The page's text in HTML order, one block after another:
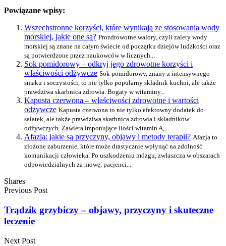
Powiązane wpisy:
Wszechstronne korzyści, które wynikają ze stosowania wody
morskiej, jakie one są? Prozdrowotne walory, czyli zalety wody
morskiej są znane na całym świecie od początku dziejów ludzkości oraz
są potwierdzone przez naukowców w licznych...
Sok pomidorowy – odkryj jego zdrowotne korzyści i
właściwości odżywcze Sok pomidorowy, znany z intensywnego
smaku i soczystości, to nie tylko popularny składnik kuchni, ale także
prawdziwa skarbnica zdrowia. Bogaty w witaminy...
Kapusta czerwona – właściwości zdrowotne i wartości
odżywcze Kapusta czerwona to nie tylko efektowny dodatek do
sałatek, ale także prawdziwa skarbnica zdrowia i składników
odżywczych. Zawiera imponujące ilości witamin A,...
Afazja: jakie są przyczyny, objawy i metody terapii? Afazja to
złożone zaburzenie, które może drastycznie wpłynąć na zdolność
komunikacji człowieka. Po uszkodzeniu mózgu, zwłaszcza w obszarach
odpowiedzialnych za mowę, pacjenci...
Shares
Previous Post
Trądzik grzybiczy – objawy, przyczyny i skuteczne
leczenie
Next Post